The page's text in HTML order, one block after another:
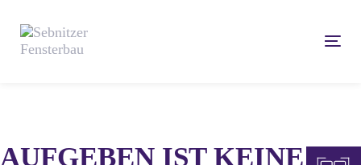
überspringen
Inhalt
springen
AUFGEBEN IST KEINE